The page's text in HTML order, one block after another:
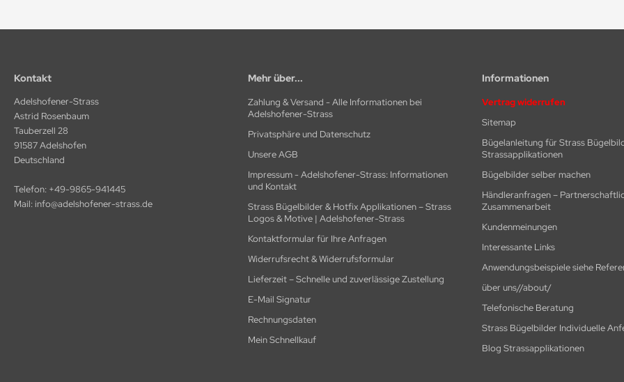
Kontakt
Adelshofener-Strass
Astrid Rosenbaum
Tauberzell 28
91587 Adelshofen
Deutschland
Telefon: +49-9865-941445
Mail: info@adelshofener-strass.de
Mehr über...
Zahlung & Versand - Alle Informationen bei
Adelshofener-Strass
Privatsphäre und Datenschutz
Unsere AGB
Impressum - Adelshofener-Strass: Informationen
und Kontakt
Strass Bügelbilder & Hotfix Applikationen – Strass
Logos & Motive | Adelshofener-Strass
Kontaktformular für Ihre Anfragen
Widerrufsrecht & Widerrufsformular
Lieferzeit – Schnelle und zuverlässige Zustellung
E-Mail Signatur
Rechnungsdaten
Mein Schnellkauf
Informationen
Vertrag widerrufen
Sitemap
Bügelanleitung für Strass
Strassapplikationen
Bügelbilder selber machen
Händleranfragen –
Zusammenarbeit
Kundenmeinungen
Interessante Links
Anwendungsbeispiele siehe
über uns//about/
Telefonische Beratung
Strass Bügelbilder Individuelle
Blog Strassapplikationen